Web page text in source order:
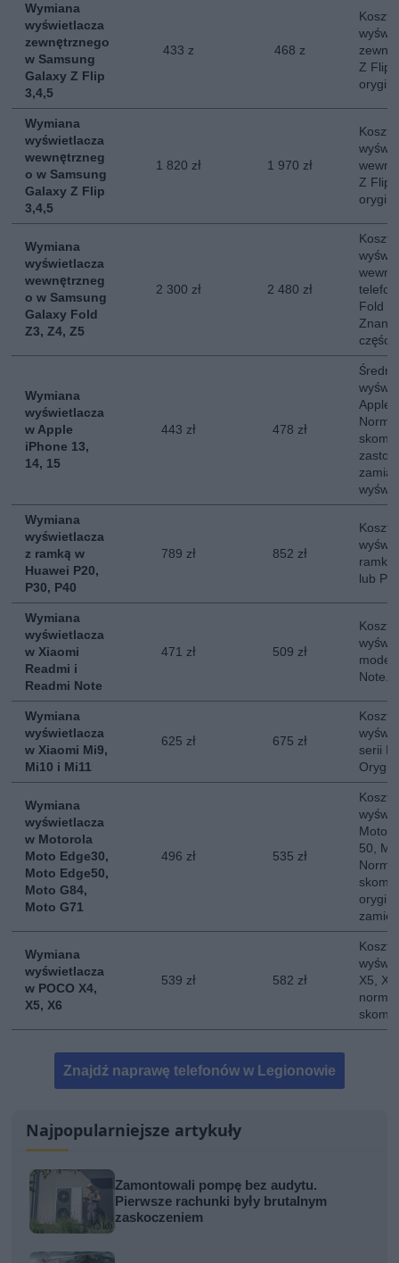
Wymiana
wyświetlacza
zewnętrznego
w Samsung
Galaxy Z Flip
3,4,5
433 z 468 z
Koszt
Z Flip
Wymiana
wyświetlacza
wewnętrzneg
o w Samsung
Galaxy Z Flip
3,4,5
1 820 zł 1 970 zł
Koszt
Z Flip
Wymiana
wyświetlacza
wewnętrzneg
o w Samsung
Galaxy Fold
Z3, Z4, Z5
2 300 zł 2 480 zł
Koszt
Fold
Znany
części.
Wymiana
wyświetlacza
w Apple
iPhone 13,
14, 15
443 zł 478 zł
Średni
Apple
Wymiana
wyświetlacza
z ramką w
Huawei P20,
P30, P40
789 zł 852 zł
Koszt
ramką
lub
Wymiana
wyświetlacza
w Xiaomi
Readmi i
Readmi Note
471 zł 509 zł
Koszt
Note.
Wymiana
wyświetlacza
w Xiaomi Mi9,
Mi10 i Mi11
625 zł 675 zł
Koszt
serii
Wymiana
wyświetlacza
w Motorola
Moto Edge30,
Moto Edge50,
Moto G84,
Moto G71
496 zł 535 zł
Koszt
Moto
50,
Wymiana
wyświetlacza
w POCO X4,
X5, X6
539 zł 582 zł
Koszt
X5,
Znajdź naprawę telefonów w Legionowie
Najpopularniejsze artykuły
Zamontowali pompę bez audytu.
Pierwsze rachunki były brutalnym
zaskoczeniem